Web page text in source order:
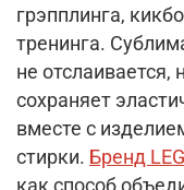
грэпплинга,
тренинга.
не
сохраняет
вместе с
стирки. Бренд